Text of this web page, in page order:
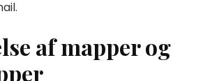
af mapper og